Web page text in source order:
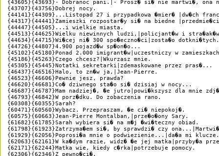
{43605}{43693}- Dobranoc pani.|- Prosz� si� nie martwi�, ona
{43707}{43756}Dobrej nocy.
{44141}{44309}...Listopad 27 i przypadkowa �mier� |dw�ch
{44317}{44441}Zamieszki rozpostar�y si� na biedne
{44447}{44505}...i wielkie miasta.
{44513}{44625}Wielku niewinnych ludzi,|policjant�w i
{44634}{44715}Wi�cej ni� 300 spo�eczno�ci|zosta�o dotkni�tych.
{44726}{44807}4.900 pojazd�w sp�on�o...
{45102}{45180}Ponad 2.000 imigrant�w|uczestniczy w
{45186}{45263}Czego chcesz?|Wkurzasz mnie.
{45305}{45445}Notatki sekretarki|zdemaskowane przez pras�...
{46437}{46516}Halo, to zn�w ja,|Jean-Pierre.
{46523}{46606}Pewnie jesz, prawda?
{46620}{46681}Co� dziwnego sta�o si� dzisiaj w nocy...
{46687}{46787}Mam nadziej�, �e jutro|powi�kszysz dla mnie
{46793}{46842}W porz�dku. Do zobaczenia rano.
{60308}{60355}Sarah?
{60471}{60560}Wybacz. Przepraszam, �e ci� niepokoj�.
{60575}{60663}Jean-Pierre Montalban,|prze�o�ony Sary.
{61682}{61785}Sarah wybiera si� na m�j �wi�teczny obiad.
{61798}{61923}Zatrzyma�em si�, by sprawdzi� czy
{61929}{62056}Poprosi�a mnie o podwiezienie...|da�a mi
{62063}{62161}W ka�dym razie, widz� �e jej matka|przyby�a
{62171}{62244}Matka wie, kiedy c�rka|potrzebuje pomocy.
{62306}{62346}Z pewno�ci�.